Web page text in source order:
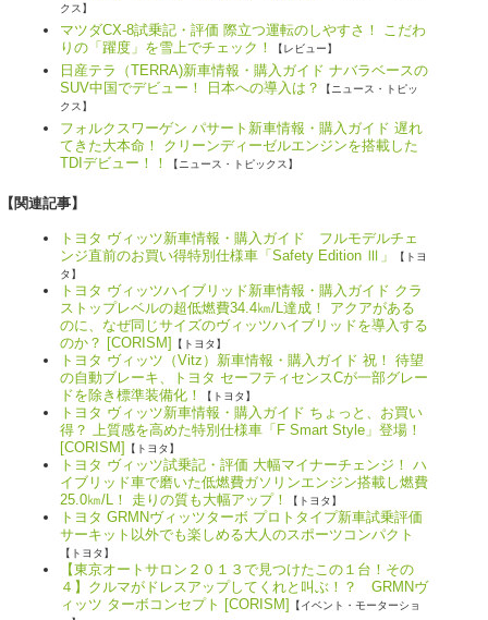
クス】
マツダCX-8試乗記・評価 際立つ運転のしやすさ！ こだわ
りの「躍度」を雪上でチェック！
【レビュー】
日産テラ（TERRA)新車情報・購入ガイド ナバラベースの
SUV中国でデビュー！ 日本への導入は？
【ニュース・トピッ
クス】
フォルクスワーゲン パサート新車情報・購入ガイド 遅れ
てきた大本命！ クリーンディーゼルエンジンを搭載した
TDIデビュー！！
【ニュース・トピックス】
【関連記事】
トヨタ ヴィッツ新車情報・購入ガイド フルモデルチェ
ンジ直前のお買い得特別仕様車「Safety Edition Ⅲ」
【トヨ
タ】
トヨタ ヴィッツハイブリッド新車情報・購入ガイド クラ
ストップレベルの超低燃費34.4㎞/L達成！ アクアがある
のに、なぜ同じサイズのヴィッツハイブリッドを導入する
のか？ [CORISM]
【トヨタ】
トヨタ ヴィッツ（Vitz）新車情報・購入ガイド 祝！ 待望
の自動ブレーキ、トヨタ セーフティセンスCが一部グレー
ドを除き標準装備化！
【トヨタ】
トヨタ ヴィッツ新車情報・購入ガイド ちょっと、お買い
得？ 上質感を高めた特別仕様車「F Smart Style」登場！
[CORISM]
【トヨタ】
トヨタ ヴィッツ試乗記・評価 大幅マイナーチェンジ！ ハ
イブリッド車で磨いた低燃費ガソリンエンジン搭載し燃費
25.0㎞/L！ 走りの質も大幅アップ！
【トヨタ】
トヨタ GRMNヴィッツターボ プロトタイプ新車試乗評価
サーキット以外でも楽しめる大人のスポーツコンパクト
【トヨタ】
【東京オートサロン２０１３で見つけたこの１台！その
４】クルマがドレスアップしてくれと叫ぶ！？ GRMNヴ
ィッツ ターボコンセプト [CORISM]
【イベント・モーターショ